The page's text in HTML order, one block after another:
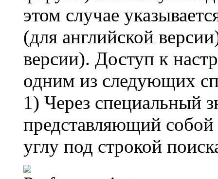
этом случае
(для английской
версии). Доступ к
одним из следующих
1) Через специальный
представляющий
углу под строкой